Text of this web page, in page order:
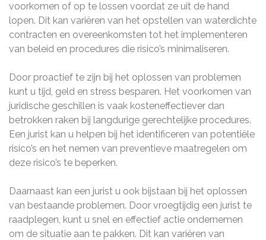
voorkomen of op te lossen voordat ze uit de hand
lopen. Dit kan variëren van het opstellen van waterdichte
contracten en overeenkomsten tot het implementeren
van beleid en procedures die risico’s minimaliseren.
Door proactief te zijn bij het oplossen van problemen
kunt u tijd, geld en stress besparen. Het voorkomen van
juridische geschillen is vaak kosteneffectiever dan
betrokken raken bij langdurige gerechtelijke procedures.
Een jurist kan u helpen bij het identificeren van potentiële
risico’s en het nemen van preventieve maatregelen om
deze risico’s te beperken.
Daarnaast kan een jurist u ook bijstaan bij het oplossen
van bestaande problemen. Door vroegtijdig een jurist te
raadplegen, kunt u snel en effectief actie ondernemen
om de situatie aan te pakken. Dit kan variëren van